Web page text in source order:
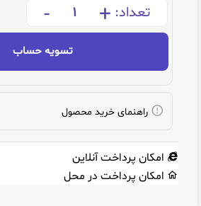
تعداد: +
-
تسویه حساب
راهنمای خرید محصول
امکان پرداخت آنلاین
امکان پرداخت در محل